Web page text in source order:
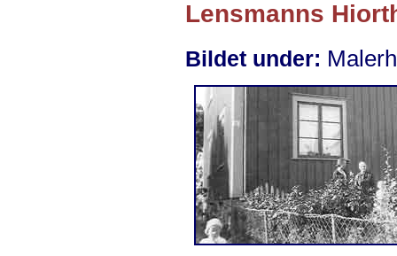
Lensmanns
Bildet under: